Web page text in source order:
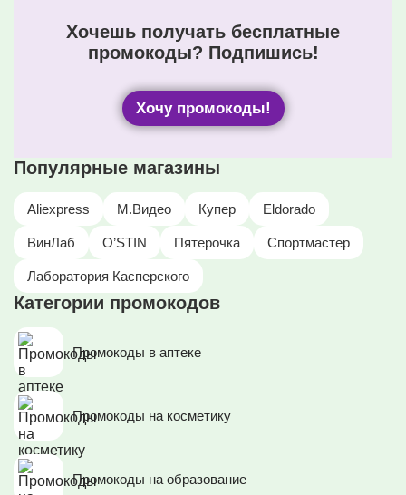
Хочешь получать бесплатные
промокоды? Подпишись!
Хочу промокоды!
Популярные магазины
Aliexpress М.Видео Купер Eldorado
ВинЛаб O’STIN Пятерочка Спортмастер
Лаборатория Касперского
Категории промокодов
Промокоды в аптеке
Промокоды на косметику
Промокоды на образование